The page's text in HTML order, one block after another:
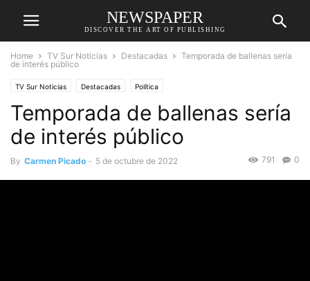
NEWSPAPER
DISCOVER THE ART OF PUBLISHING
Home TV Sur Noticias Destacadas
Temporada de ballenas sería
de interés público
TV Sur Noticias Destacadas Política
Temporada de ballenas sería
de interés público
By Carmen Picado - 5 de octubre de 2022 0
791